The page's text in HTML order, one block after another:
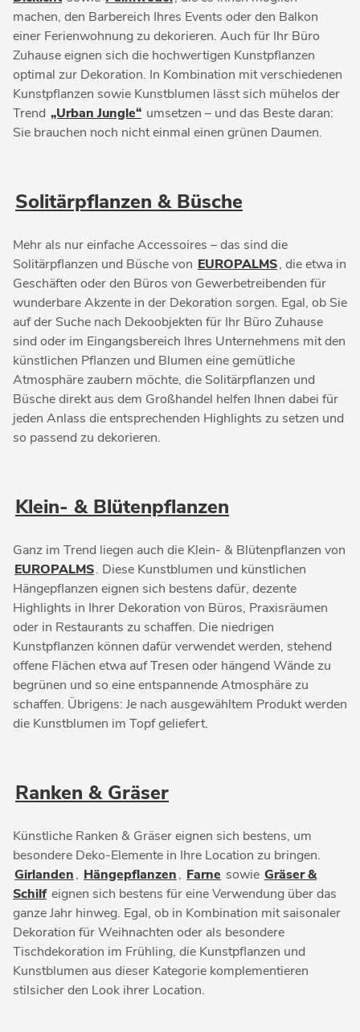
machen, den Barbereich Ihres Events oder den Balkon
einer Ferienwohnung zu dekorieren. Auch für Ihr Büro
Zuhause eignen sich die hochwertigen Kunstpflanzen
optimal zur Dekoration. In Kombination mit verschiedenen
Kunstpflanzen sowie Kunstblumen lässt sich mühelos der
Trend „Urban Jungle“ umsetzen – und das Beste daran:
Sie brauchen noch nicht einmal einen grünen Daumen.
Solitärpflanzen & Büsche
Mehr als nur einfache Accessoires – das sind die
Solitärpflanzen und Büsche von EUROPALMS, die etwa in
Geschäften oder den Büros von Gewerbetreibenden für
wunderbare Akzente in der Dekoration sorgen. Egal, ob Sie
auf der Suche nach Dekoobjekten für Ihr Büro Zuhause
sind oder im Eingangsbereich Ihres Unternehmens mit den
künstlichen Pflanzen und Blumen eine gemütliche
Atmosphäre zaubern möchte, die Solitärpflanzen und
Büsche direkt aus dem Großhandel helfen Ihnen dabei für
jeden Anlass die entsprechenden Highlights zu setzen und
so passend zu dekorieren.
Klein- & Blütenpflanzen
Ganz im Trend liegen auch die Klein- & Blütenpflanzen von
EUROPALMS. Diese Kunstblumen und künstlichen
Hängepflanzen eignen sich bestens dafür, dezente
Highlights in Ihrer Dekoration von Büros, Praxisräumen
oder in Restaurants zu schaffen. Die niedrigen
Kunstpflanzen können dafür verwendet werden, stehend
offene Flächen etwa auf Tresen oder hängend Wände zu
begrünen und so eine entspannende Atmosphäre zu
schaffen. Übrigens: Je nach ausgewähltem Produkt werden
die Kunstblumen im Topf geliefert.
Ranken & Gräser
Künstliche Ranken & Gräser eignen sich bestens, um
besondere Deko-Elemente in Ihre Location zu bringen.
Girlanden, Hängepflanzen, Farne sowie Gräser &
Schilf eignen sich bestens für eine Verwendung über das
ganze Jahr hinweg. Egal, ob in Kombination mit saisonaler
Dekoration für Weihnachten oder als besondere
Tischdekoration im Frühling, die Kunstpflanzen und
Kunstblumen aus dieser Kategorie komplementieren
stilsicher den Look ihrer Location.